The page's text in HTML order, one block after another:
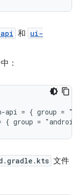
和 ui-
：
api = { group =
文件